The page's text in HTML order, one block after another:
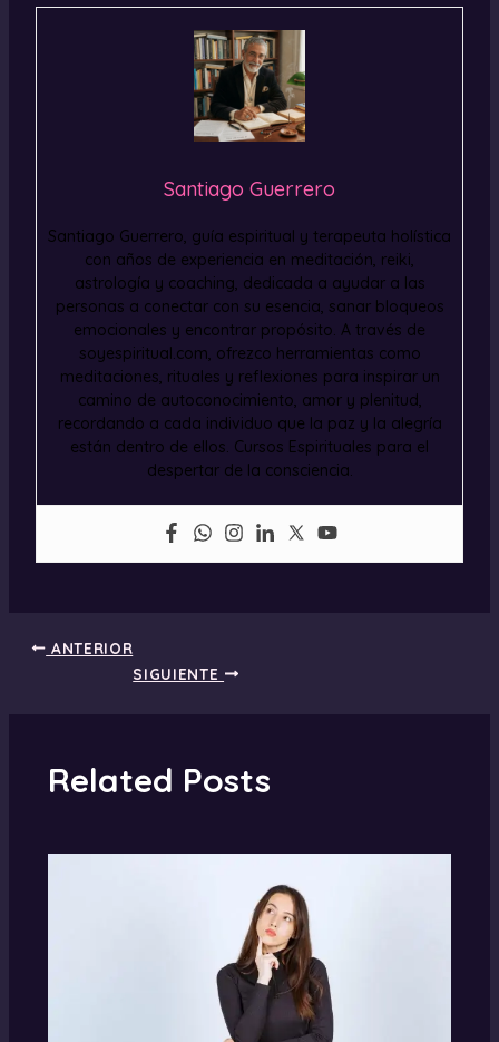
Santiago Guerrero
Santiago Guerrero, guía espiritual y terapeuta holística
con años de experiencia en meditación, reiki,
astrología y coaching, dedicada a ayudar a las
personas a conectar con su esencia, sanar bloqueos
emocionales y encontrar propósito. A través de
soyespiritual.com, ofrezco herramientas como
meditaciones, rituales y reflexiones para inspirar un
camino de autoconocimiento, amor y plenitud,
recordando a cada individuo que la paz y la alegría
están dentro de ellos. Cursos Espirituales para el
despertar de la consciencia.
ANTERIOR
SIGUIENTE
Related Posts